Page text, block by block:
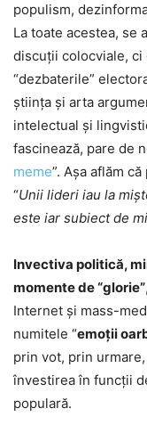
populism,
La toate acestea, se
discuţii colocviale, ci
“dezbaterile”
știința și arta
intelectual și
fascinează, pare de
meme”. Aşa aflăm
“Unii lideri iau la
este iar subiect de
Invectiva politică,
momente de “glorie”
Internet şi mass-
numitele “emoţii
prin vot, prin
învestirea în funcţii
populară.